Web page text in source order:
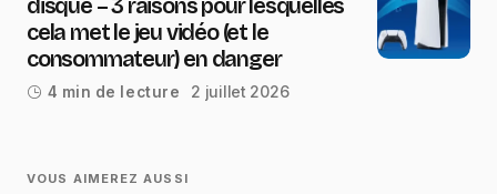
disque – 3 raisons pour lesquelles
cela met le jeu vidéo (et le
consommateur) en danger
4 min de lecture 2 juillet 2026
VOUS AIMEREZ AUSSI